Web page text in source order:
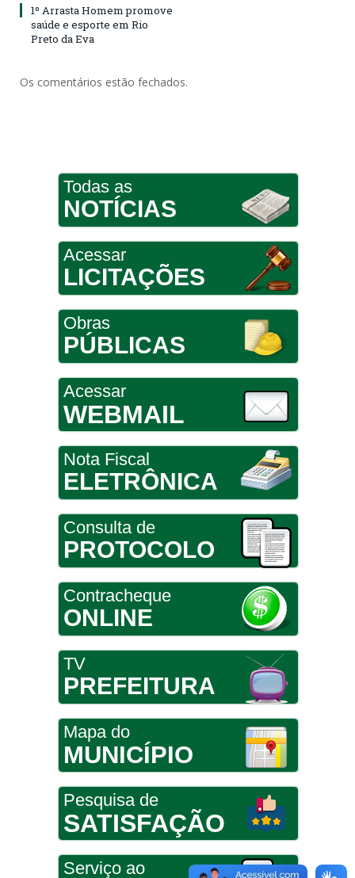
1º Arrasta Homem promove
saúde e esporte em Rio
Preto da Eva
Os comentários estão fechados.
Todas as
NOTÍCIAS
Acessar
LICITAÇÕES
Obras
PÚBLICAS
Acessar
WEBMAIL
Nota Fiscal
ELETRÔNICA
Consulta de
PROTOCOLO
Contracheque
ONLINE
TV
PREFEITURA
Mapa do
MUNICÍPIO
Pesquisa de
SATISFAÇÃO
Serviço ao